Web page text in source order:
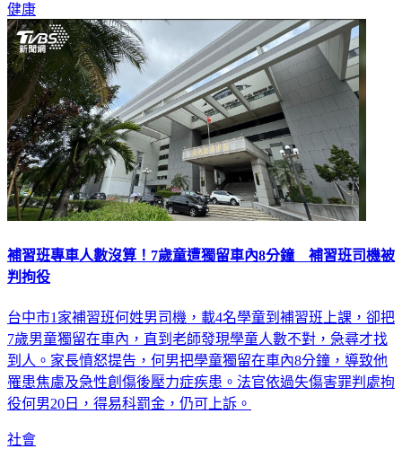
健康
補習班專車人數沒算！7歲童遭獨留車內8分鐘 補習班司機被
判拘役
台中市1家補習班何姓男司機，載4名學童到補習班上課，卻把
7歲男童獨留在車內，直到老師發現學童人數不對，急尋才找
到人。家長憤怒提告，何男把學童獨留在車內8分鐘，導致他
罹患焦慮及急性創傷後壓力症疾患。法官依過失傷害罪判處拘
役何男20日，得易科罰金，仍可上訴。
社會